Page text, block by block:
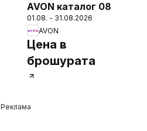
AVON каталог 08
01.08. - 31.08.2026
AVON
Цена в
брошурата
Реклама